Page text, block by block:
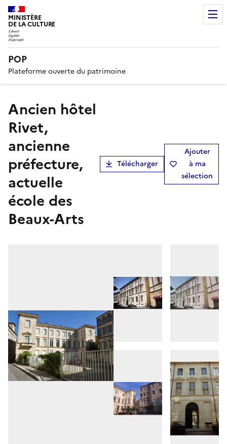
MINISTÈRE
DE LA CULTURE
POP
Plateforme ouverte du patrimoine
Ancien hôtel
Rivet,
ancienne
préfecture,
actuelle
école des
Beaux-Arts
Télécharger
Ajouter
à ma
sélection